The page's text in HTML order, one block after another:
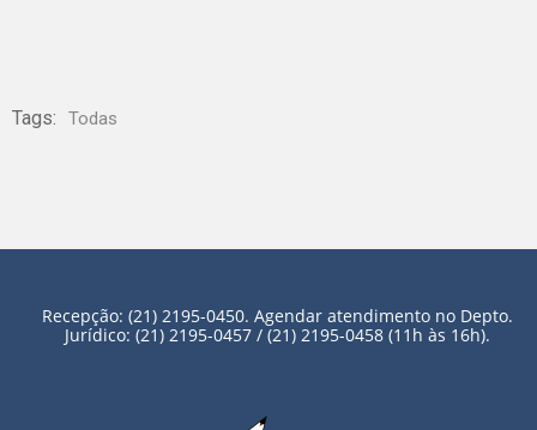
Tags: Todas
Recepção: (21) 2195-0450. Agendar atendimento no Depto.
Jurídico: (21) 2195-0457 / (21) 2195-0458 (11h às 16h).